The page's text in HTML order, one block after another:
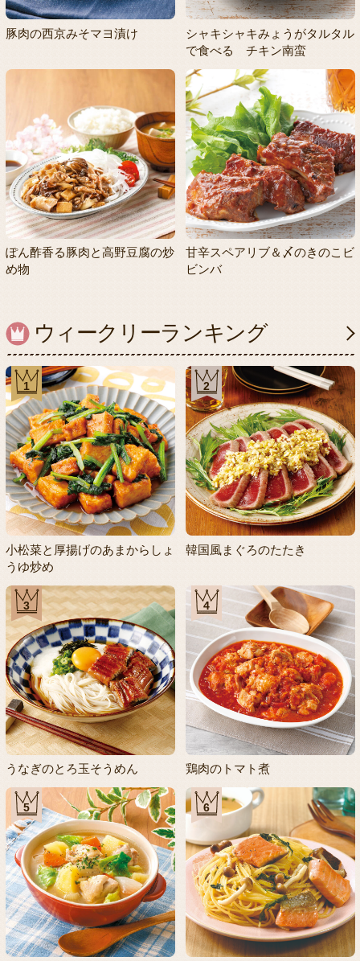
豚肉の西京みそマヨ漬け
シャキシャキみょうがタルタル
で食べる チキン南蛮
ぽん酢香る豚肉と高野豆腐の炒
め物
甘辛スペアリブ＆〆のきのこビ
ビンバ
ウィークリーランキング
1
小松菜と厚揚げのあまからしょ
うゆ炒め
2
韓国風まぐろのたたき
3
うなぎのとろ玉そうめん
4
鶏肉のトマト煮
5 6